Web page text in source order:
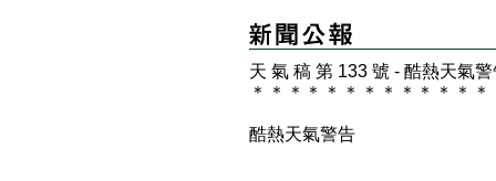
天 氣 稿 第 133 號 - 酷熱天氣
＊
＊ ＊ ＊ ＊ ＊ ＊ ＊ ＊ ＊ ＊ ＊ ＊
酷熱天氣警告